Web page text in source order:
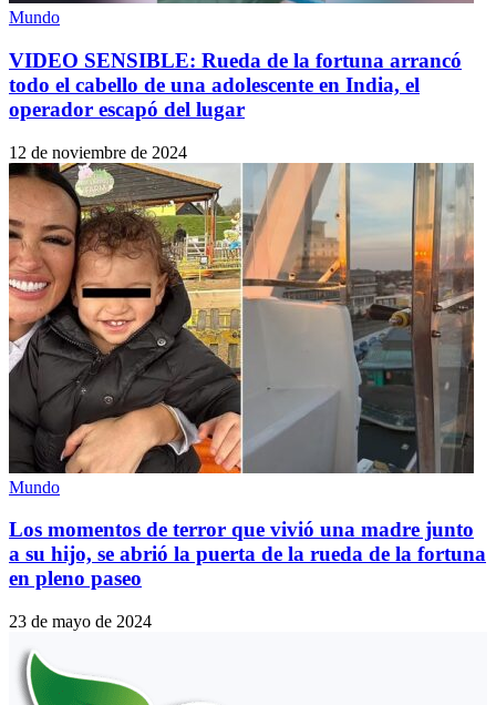
Mundo
VIDEO SENSIBLE: Rueda de la fortuna arrancó
todo el cabello de una adolescente en India, el
operador escapó del lugar
12 de noviembre de 2024
Mundo
Los momentos de terror que vivió una madre junto
a su hijo, se abrió la puerta de la rueda de la fortuna
en pleno paseo
23 de mayo de 2024